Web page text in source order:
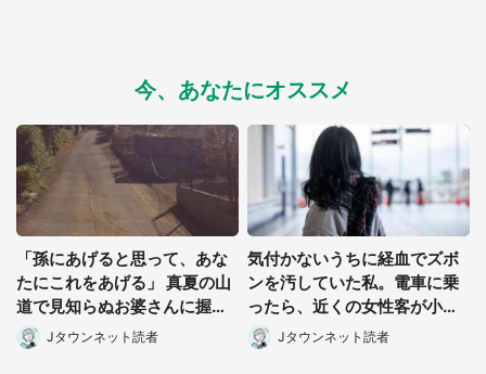
都道府選択
今、あなたにオススメ
「孫にあげると思って、あな
たにこれをあげる」 真夏の山
道で見知らぬお婆さんに握ら
されたもの(山口県・30代女
性)
Jタウンネット読者
気付かないうちに経血でズボ
ンを汚していた私。電車に乗
ったら、近くの女性客が小さ
な声で(千葉県・10代女性)
Jタウンネット読者